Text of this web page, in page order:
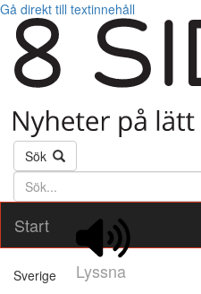
Gå direkt till textinnehåll
Sök
Söktext
Start
Lyssna
Sverige